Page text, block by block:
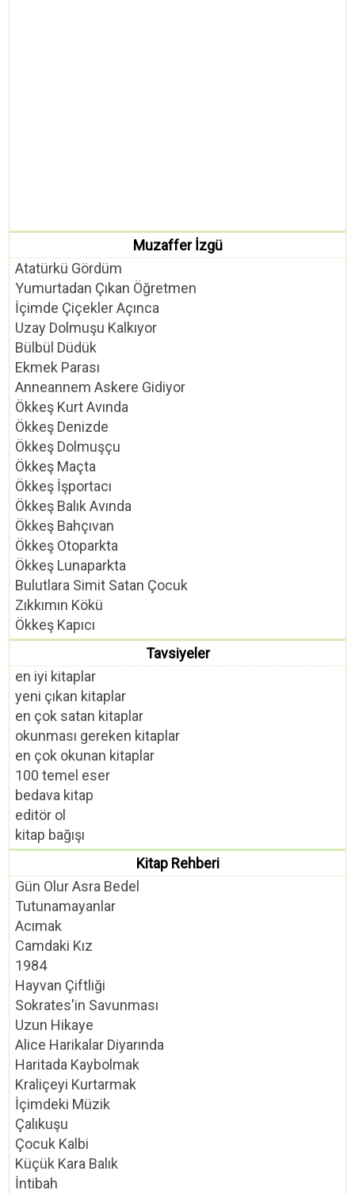
Muzaffer İzgü
Atatürkü Gördüm
Yumurtadan Çıkan Öğretmen
İçimde Çiçekler Açınca
Uzay Dolmuşu Kalkıyor
Bülbül Düdük
Ekmek Parası
Anneannem Askere Gidiyor
Ökkeş Kurt Avında
Ökkeş Denizde
Ökkeş Dolmuşçu
Ökkeş Maçta
Ökkeş İşportacı
Ökkeş Balık Avında
Ökkeş Bahçıvan
Ökkeş Otoparkta
Ökkeş Lunaparkta
Bulutlara Simit Satan Çocuk
Zıkkımın Kökü
Ökkeş Kapıcı
Tavsiyeler
en iyi kitaplar
yeni çıkan kitaplar
en çok satan kitaplar
okunması gereken kitaplar
en çok okunan kitaplar
100 temel eser
bedava kitap
editör ol
kitap bağışı
Kitap Rehberi
Gün Olur Asra Bedel
Tutunamayanlar
Acımak
Camdaki Kız
1984
Hayvan Çiftliği
Sokrates'in Savunması
Uzun Hikaye
Alice Harikalar Diyarında
Haritada Kaybolmak
Kraliçeyi Kurtarmak
İçimdeki Müzik
Çalıkuşu
Çocuk Kalbi
Küçük Kara Balık
İntibah